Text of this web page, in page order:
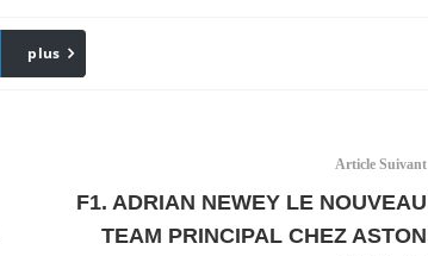
Email
plus
Article Suivant
F1. ADRIAN NEWEY LE NOUVEAU
TEAM PRINCIPAL CHEZ ASTON